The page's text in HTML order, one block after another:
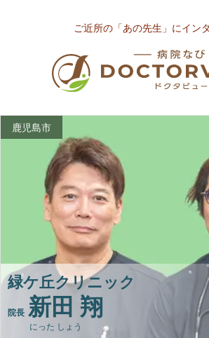
ご近所の「あの先生」にイン
鹿児島市
緑ケ丘クリニック
院長 新田 翔
にった しょう